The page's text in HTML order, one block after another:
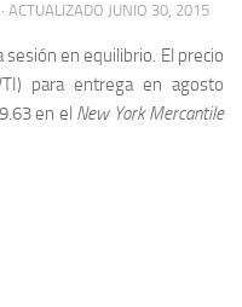
· ACTUALIZADO JUNIO 30, 2015
en equilibrio. El precio
para entrega en agosto
en el New York Mercantile